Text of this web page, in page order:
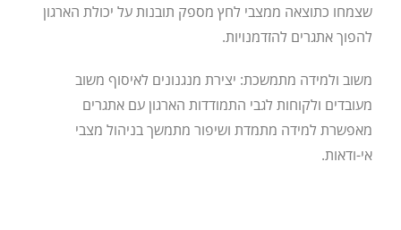
שצמחו כתוצאה ממצבי לחץ מספק תובנות על יכולת הארגון
להפוך אתגרים להזדמנויות.
משוב ולמידה מתמשכת: יצירת מנגנונים לאיסוף משוב
מעובדים ולקוחות לגבי התמודדות הארגון עם אתגרים
מאפשרת למידה מתמדת ושיפור מתמשך בניהול מצבי
אי-ודאות.